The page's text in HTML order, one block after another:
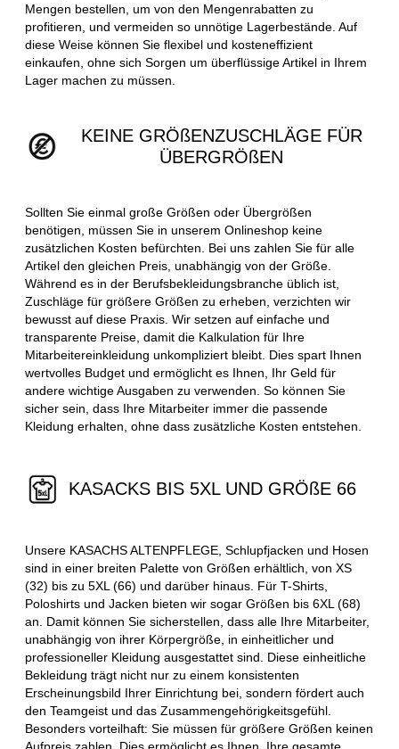
Mengen bestellen, um von den Mengenrabatten zu
profitieren, und vermeiden so unnötige Lagerbestände. Auf
diese Weise können Sie flexibel und kosteneffizient
einkaufen, ohne sich Sorgen um überflüssige Artikel in Ihrem
Lager machen zu müssen.
KEINE GRÖßENZUSCHLÄGE FÜR
ÜBERGRÖßEN
Sollten Sie einmal große Größen oder Übergrößen
benötigen, müssen Sie in unserem Onlineshop keine
zusätzlichen Kosten befürchten. Bei uns zahlen Sie für alle
Artikel den gleichen Preis, unabhängig von der Größe.
Während es in der Berufsbekleidungsbranche üblich ist,
Zuschläge für größere Größen zu erheben, verzichten wir
bewusst auf diese Praxis. Wir setzen auf einfache und
transparente Preise, damit die Kalkulation für Ihre
Mitarbeitereinkleidung unkompliziert bleibt. Dies spart Ihnen
wertvolles Budget und ermöglicht es Ihnen, Ihr Geld für
andere wichtige Ausgaben zu verwenden. So können Sie
sicher sein, dass Ihre Mitarbeiter immer die passende
Kleidung erhalten, ohne dass zusätzliche Kosten entstehen.
KASACKS BIS 5XL UND GRÖßE 66
Unsere KASACHS ALTENPFLEGE, Schlupfjacken und Hosen
sind in einer breiten Palette von Größen erhältlich, von XS
(32) bis zu 5XL (66) und darüber hinaus. Für T-Shirts,
Poloshirts und Jacken bieten wir sogar Größen bis 6XL (68)
an. Damit können Sie sicherstellen, dass alle Ihre Mitarbeiter,
unabhängig von ihrer Körpergröße, in einheitlicher und
professioneller Kleidung ausgestattet sind. Diese einheitliche
Bekleidung trägt nicht nur zu einem konsistenten
Erscheinungsbild Ihrer Einrichtung bei, sondern fördert auch
den Teamgeist und das Zusammengehörigkeitsgefühl.
Besonders vorteilhaft: Sie müssen für größere Größen keinen